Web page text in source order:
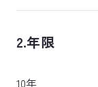
2.年限
10年